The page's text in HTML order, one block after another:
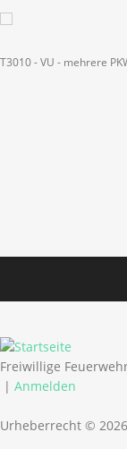
T3010 - VU - mehrere
Freiwillige
| Anmelden
Urheberrecht ©